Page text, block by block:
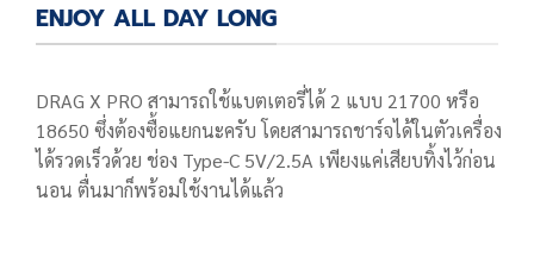
ENJOY ALL DAY LONG
DRAG X PRO สามารถใช้แบตเตอรี่ได้ 2 แบบ 21700 หรือ
18650 ซึ่งต้องซื้อแยกนะครับ โดยสามารถชาร์จได้ในตัวเครื่อง
ได้รวดเร็วด้วย ช่อง Type-C 5V/2.5A เพียงแค่เสียบทิ้งไว้ก่อน
นอน ตื่นมาก็พร้อมใช้งานได้แล้ว